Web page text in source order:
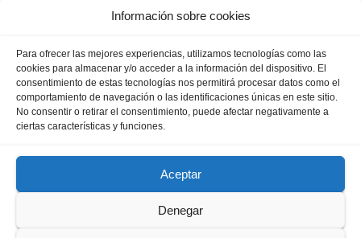
Información sobre cookies
Para ofrecer las mejores experiencias, utilizamos tecnologías como las
cookies para almacenar y/o acceder a la información del dispositivo. El
consentimiento de estas tecnologías nos permitirá procesar datos como el
comportamiento de navegación o las identificaciones únicas en este sitio.
No consentir o retirar el consentimiento, puede afectar negativamente a
ciertas características y funciones.
Aceptar
Denegar
Andalucía Cultura Deportes